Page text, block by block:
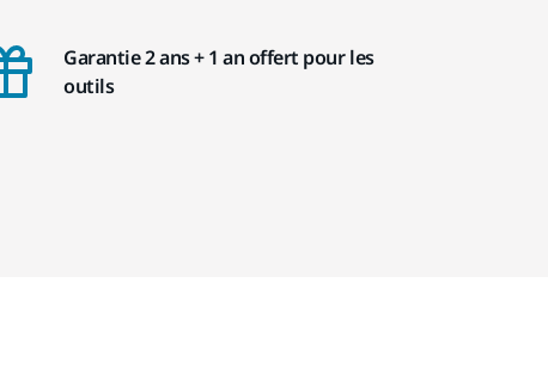
Garantie 2 ans + 1 an offert pour les
outils